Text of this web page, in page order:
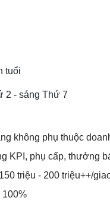
tuổi
2 - sáng Thứ 7
không phụ thuộc
KPI, phụ cấp, thưởng
triệu - 200 triệu++/
100%